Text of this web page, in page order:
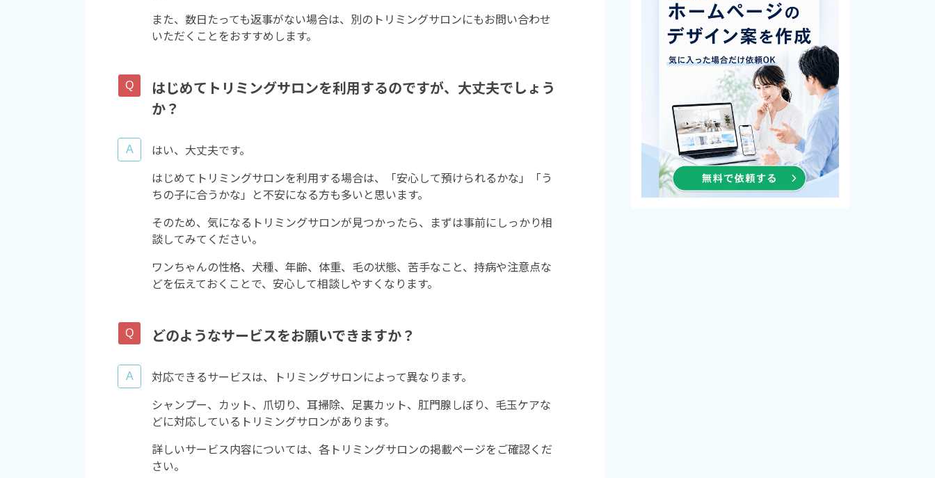
また、数日たっても返事がない場合は、別のトリミングサロンにもお問い合わせ
いただくことをおすすめします。
はじめてトリミングサロンを利用するのですが、大丈夫でしょう
か？
はい、大丈夫です。
はじめてトリミングサロンを利用する場合は、「安心して預けられるかな」「う
ちの子に合うかな」と不安になる方も多いと思います。
そのため、気になるトリミングサロンが見つかったら、まずは事前にしっかり相
談してみてください。
ワンちゃんの性格、犬種、年齢、体重、毛の状態、苦手なこと、持病や注意点な
どを伝えておくことで、安心して相談しやすくなります。
どのようなサービスをお願いできますか？
対応できるサービスは、トリミングサロンによって異なります。
シャンプー、カット、爪切り、耳掃除、足裏カット、肛門腺しぼり、毛玉ケアな
どに対応しているトリミングサロンがあります。
詳しいサービス内容については、各トリミングサロンの掲載ページをご確認くだ
さい。